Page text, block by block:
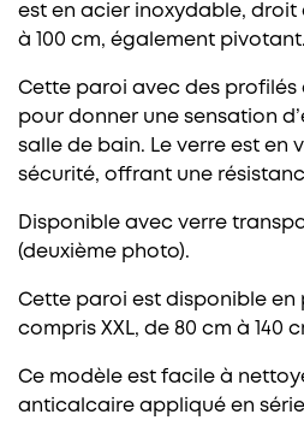
est en acier inoxydable, droit
à 100 cm, également pivotant.
Cette paroi avec des profilés
pour donner une sensation
salle de bain. Le verre est en
sécurité, offrant une
Disponible avec verre
(deuxième photo).
Cette paroi est disponible en
compris XXL, de 80 cm à 140
Ce modèle est facile à
anticalcaire appliqué en